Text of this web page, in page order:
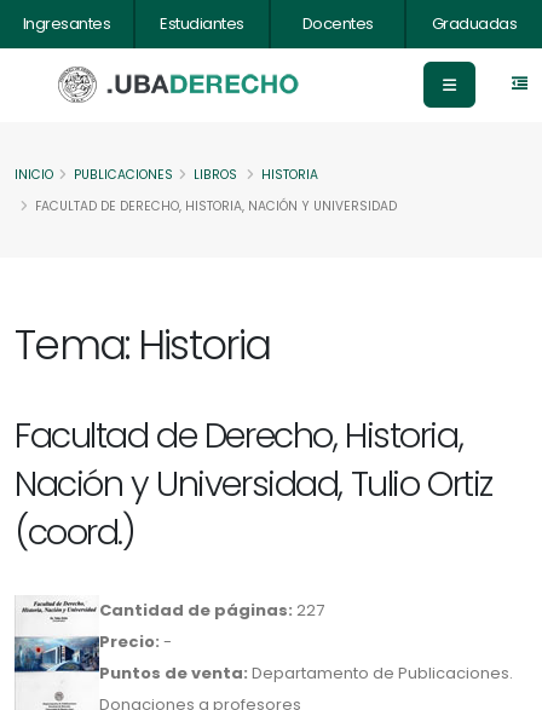
Ingresantes Estudiantes Docentes Graduadas
INICIO PUBLICACIONES LIBROS
HISTORIA
FACULTAD DE DERECHO, HISTORIA, NACIÓN Y UNIVERSIDAD
Tema: Historia
Facultad de Derecho, Historia,
Nación y Universidad, Tulio Ortiz
(coord.)
Cantidad de páginas: 227
Precio: -
Puntos de venta: Departamento de Publicaciones.
Donaciones a profesores